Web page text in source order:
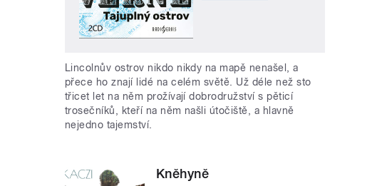
Lincolnův ostrov nikdo nikdy na mapě nenašel, a
přece ho znají lidé na celém světě. Už déle než sto
třicet let na něm prožívají dobrodružství s pěticí
trosečníků, kteří na něm našli útočiště, a hlavně
nejedno tajemství.
Kněhyně